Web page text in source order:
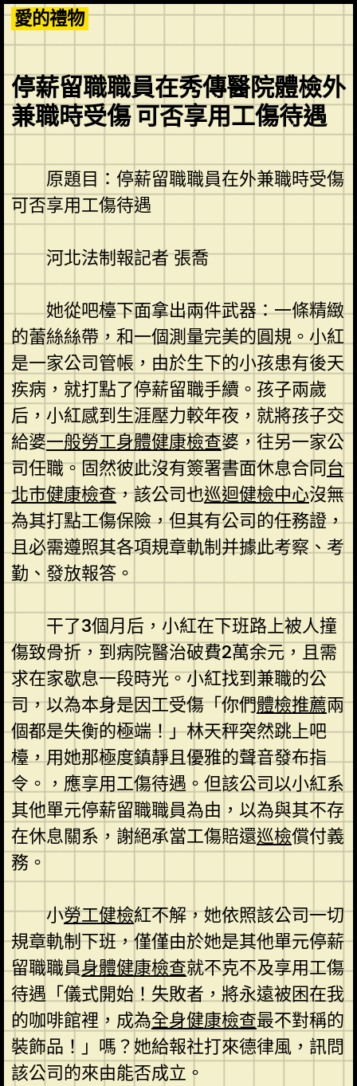
Skip
to
content
愛的禮物
停薪留職職員在秀傳醫院體檢外
兼職時受傷 可否享用工傷待遇
原題目：停薪留職職員在外兼職時受傷
可否享用工傷待遇
河北法制報記者 張喬
她從吧檯下面拿出兩件武器：一條精緻
的蕾絲絲帶，和一個測量完美的圓規。小紅
是一家公司管帳，由於生下的小孩患有後天
疾病，就打點了停薪留職手續。孩子兩歲
后，小紅感到生涯壓力較年夜，就將孩子交
給婆一般勞工身體健康檢查婆，往另一家公
司任職。固然彼此沒有簽署書面休息合同台
北巿健康檢查，該公司也巡迴健檢中心沒無
為其打點工傷保險，但其有公司的任務證，
且必需遵照其各項規章軌制并據此考察、考
勤、發放報答。
干了3個月后，小紅在下班路上被人撞
傷致骨折，到病院醫治破費2萬余元，且需
求在家歇息一段時光。小紅找到兼職的公
司，以為本身是因工受傷「你們體檢推薦兩
個都是失衡的極端！」林天秤突然跳上吧
檯，用她那極度鎮靜且優雅的聲音發布指
令。，應享用工傷待遇。但該公司以小紅系
其他單元停薪留職職員為由，以為與其不存
在休息關系，謝絕承當工傷賠還巡檢償付義
務。
小勞工健檢紅不解，她依照該公司一切
規章軌制下班，僅僅由於她是其他單元停薪
留職職員身體健康檢查就不克不及享用工傷
待遇「儀式開始！失敗者，將永遠被困在我
的咖啡館裡，成為全身健康檢查最不對稱的
裝飾品！」嗎？她給報社打來德律風，訊問
該公司的來由能否成立。